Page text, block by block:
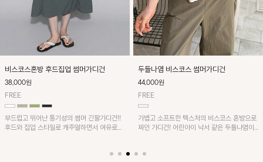
비스코스혼방 후드집업 썸머가디건
38,000원
FREE
부드럽고 뛰어난 통기성의 썸머 긴팔가디건!!
후드와 집업 스타일로 캐주얼하면서 여유로운
두들나염 비스코스 썸머가디건
44,000원
FREE
가볍고 소프트한 텍스처의 비스코스 혼방으로
짜인 가디건! 어린아이 낙서 같은 두들나염이
이템!